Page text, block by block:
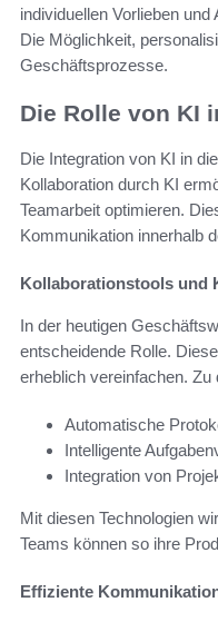
individuellen Vorlieben
Die Möglichkeit,
Geschäftsprozesse.
Die Rolle von KI
Die Integration von KI in
Kollaboration durch KI
Teamarbeit optimieren.
Kommunikation innerhalb
Kollaborationstools und
In der heutigen
entscheidende Rolle.
erheblich vereinfachen.
Automatische
Intelligente
Integration von
Mit diesen Technologien
Teams können so ihre
Effiziente